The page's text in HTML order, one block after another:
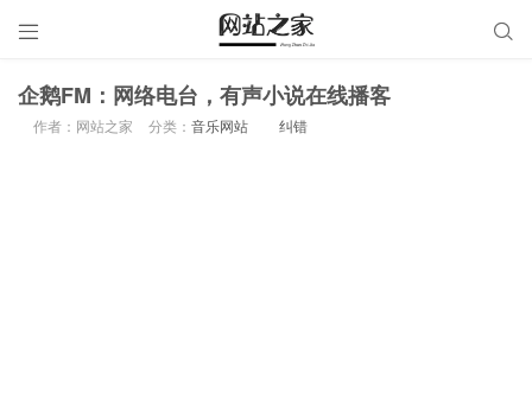
 
企鹅FM：网络电台，有声小说在线播客
作者：网站之家 分类： 音乐网站 纠错